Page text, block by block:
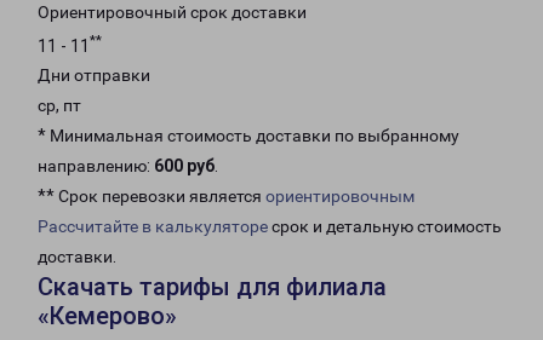
Ориентировочный срок доставки
11 - 11 **
Дни отправки
ср, пт
* Минимальная стоимость доставки по выбранному
направлению: 600 руб.
** Срок перевозки является ориентировочным
Рассчитайте в калькуляторесрок и детальную стоимость
доставки.
Скачать тарифы для филиала
«Кемерово»